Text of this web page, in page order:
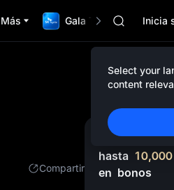
Más Gala TradFi deAAOI
SPCX
SPCX
Inicia
Select your
content
Compartir
Regístrate y
hasta 10,000
en bonos